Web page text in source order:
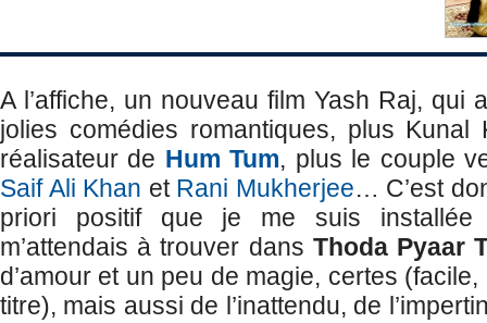
A l’affiche, un nouveau film Yash Raj, qui
jolies comédies romantiques, plus
réalisateur de Hum Tum, plus le couple
Saif Ali Khan et Rani Mukherjee… C’est
priori positif que je me suis
m’attendais à trouver dans Thoda Pyaar
d’amour et un peu de magie, certes (facile,
titre), mais aussi de l’inattendu, de